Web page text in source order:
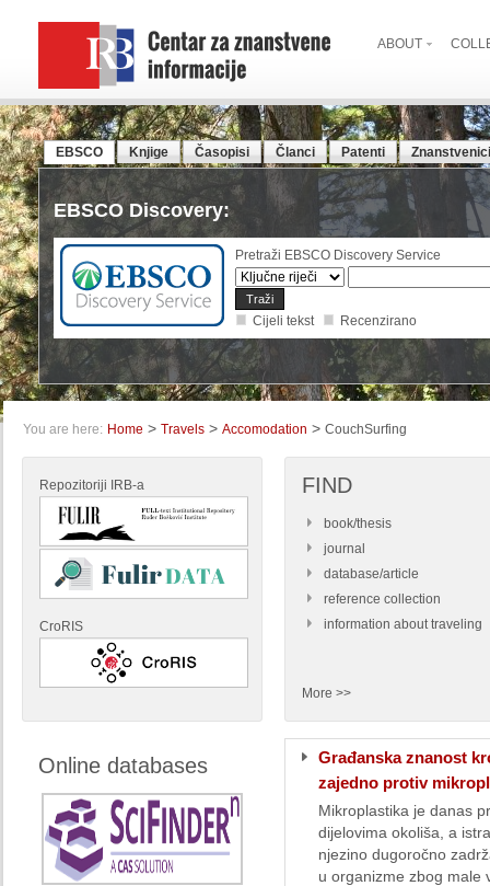
ABOUT
EBSCO Knjige Časopisi Članci Patenti
EBSCO Discovery:
Pretraži EBSCO Discovery Service
Cijeli tekst Recenzirano
You are here: Home > Travels > Accomodation > CouchSurfing
Repozitoriji IRB-a
CroRIS
FIND
book/thesis
journal
database/article
reference collection
information about traveling
More >>
Online databases
Građanska znanost
zajedno protiv
Mikroplastika je danas
dijelovima okoliša, a
njezino dugoročno
u organizme zbog male